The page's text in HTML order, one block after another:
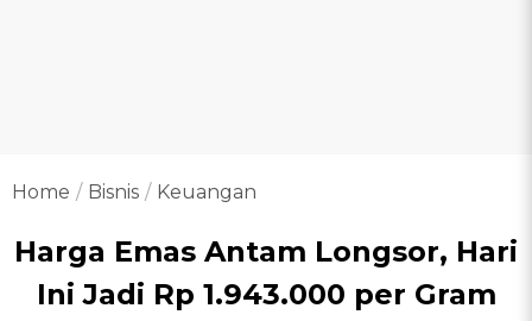
Home Bisnis Keuangan
Harga Emas Antam Longsor, Hari
Ini Jadi Rp 1.943.000 per Gram